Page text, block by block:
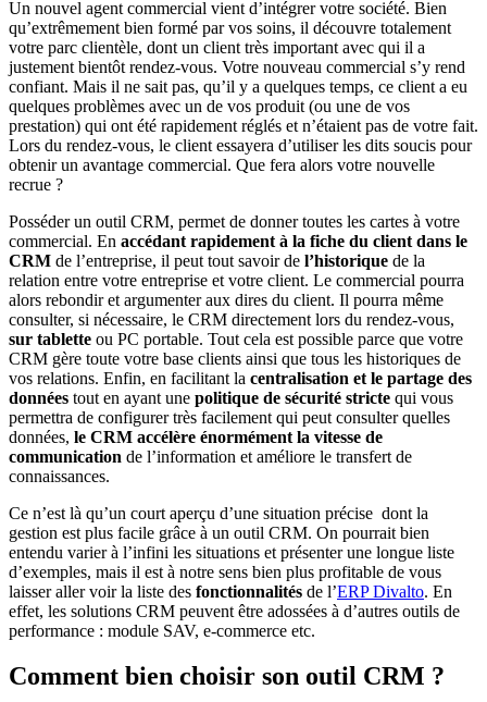
Un nouvel agent commercial vient d’intégrer votre société. Bien
qu’extrêmement bien formé par vos soins, il découvre totalement
votre parc clientèle, dont un client très important avec qui il a
justement bientôt rendez-vous. Votre nouveau commercial s’y rend
confiant. Mais il ne sait pas, qu’il y a quelques temps, ce client a eu
quelques problèmes avec un de vos produit (ou une de vos
prestation) qui ont été rapidement réglés et n’étaient pas de votre fait.
Lors du rendez-vous, le client essayera d’utiliser les dits soucis pour
obtenir un avantage commercial. Que fera alors votre nouvelle
recrue ?
Posséder un outil CRM, permet de donner toutes les cartes à votre
commercial. En accédant rapidement à la fiche du client dans le
CRM de l’entreprise, il peut tout savoir de l’historique de la
relation entre votre entreprise et votre client. Le commercial pourra
alors rebondir et argumenter aux dires du client. Il pourra même
consulter, si nécessaire, le CRM directement lors du rendez-vous,
sur tablette ou PC portable. Tout cela est possible parce que votre
CRM gère toute votre base clients ainsi que tous les historiques de
vos relations. Enfin, en facilitant la centralisation et le partage des
données tout en ayant une politique de sécurité stricte qui vous
permettra de configurer très facilement qui peut consulter quelles
données, le CRM accélère énormément la vitesse de
communication de l’information et améliore le transfert de
connaissances.
Ce n’est là qu’un court aperçu d’une situation précise dont la
gestion est plus facile grâce à un outil CRM. On pourrait bien
entendu varier à l’infini les situations et présenter une longue liste
d’exemples, mais il est à notre sens bien plus profitable de vous
laisser aller voir la liste des fonctionnalités de l’ERP Divalto. En
effet, les solutions CRM peuvent être adossées à d’autres outils de
performance : module SAV, e-commerce etc.
Comment bien choisir son outil CRM ?